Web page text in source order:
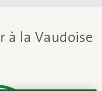
à la Vaudoise